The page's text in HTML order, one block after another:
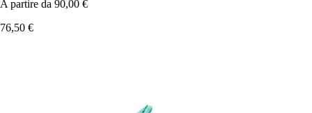
A partire da 90,00 €
76,50 €